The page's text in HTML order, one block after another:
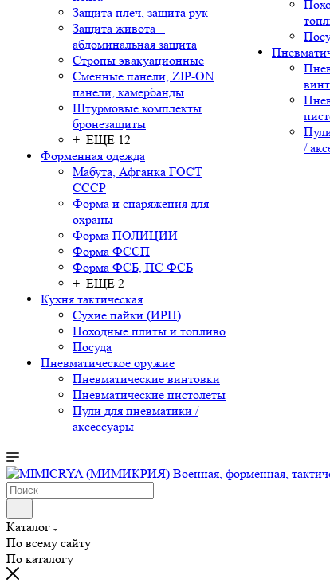
Защита плеч, защита рук
Защита живота –
абдоминальная защита
Стропы эвакуационные
Сменные панели, ZIP-ON
панели, камербанды
Штурмовые комплекты
бронезащиты
+ ЕЩЕ 12
Форменная одежда
Мабута, Афганка ГОСТ
СССР
Форма и снаряжения для
охраны
Форма ПОЛИЦИИ
Форма ФССП
Форма ФСБ, ПС ФСБ
+ ЕЩЕ 2
Кухня тактическая
Сухие пайки (ИРП)
Походные плиты и топливо
Посуда
Пневматическое оружие
Пневматические винтовки
Пневматические пистолеты
Пули для пневматики /
аксессуары
/
Каталог
По всему сайту
По каталогу